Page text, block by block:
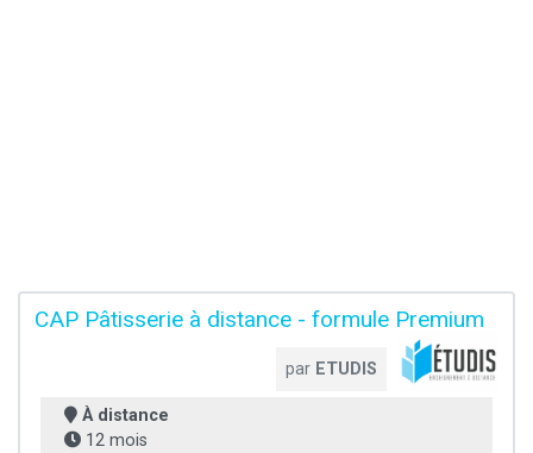
CAP Pâtisserie à distance - formule Premium
par ETUDIS
À distance
12 mois